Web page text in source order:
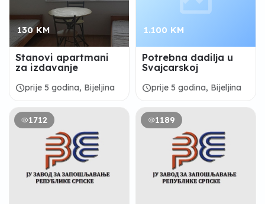
130 KM
Stanovi apartmani
za izdavanje
scheduleprije 5 godina, Bijeljina
1.100 KM
Potrebna dadilja u
Svajcarskoj
scheduleprije 5 godina, Bijeljina
1712 1189